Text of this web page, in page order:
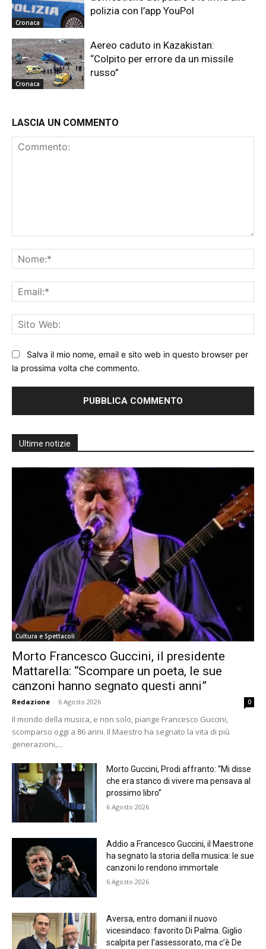
Cronaca
polizia con l’app YouPol
Cronaca
Aereo caduto in Kazakistan:
“Colpito per errore da un missile
russo”
LASCIA UN COMMENTO
Salva il mio nome, email e sito web in questo browser per
la prossima volta che commento.
Ultime notizie
Cultura e Spettacoli
Morto Francesco Guccini, il presidente
Mattarella: “Scompare un poeta, le sue
canzoni hanno segnato questi anni”
Redazione - 6 Agosto 2026 0
Il mondo della musica, e non solo, piange Francesco Guccini,
scomparso oggi a 86 anni. Il Maestro ha segnato la vita di più
generazioni,...
Morto Guccini, Prodi affranto: “Mi disse
che era stanco di vivere ma pensava al
prossimo libro”
6 Agosto 2026
Addio a Francesco Guccini, il Maestrone
ha segnato la storia della musica: le sue
canzoni lo rendono immortale
6 Agosto 2026
Aversa, entro domani il nuovo
vicesindaco: favorito Di Palma. Giglio
scalpita per l’assessorato, ma c’è De